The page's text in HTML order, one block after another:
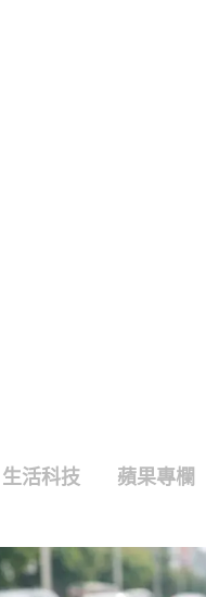
生活科技 蘋果專欄